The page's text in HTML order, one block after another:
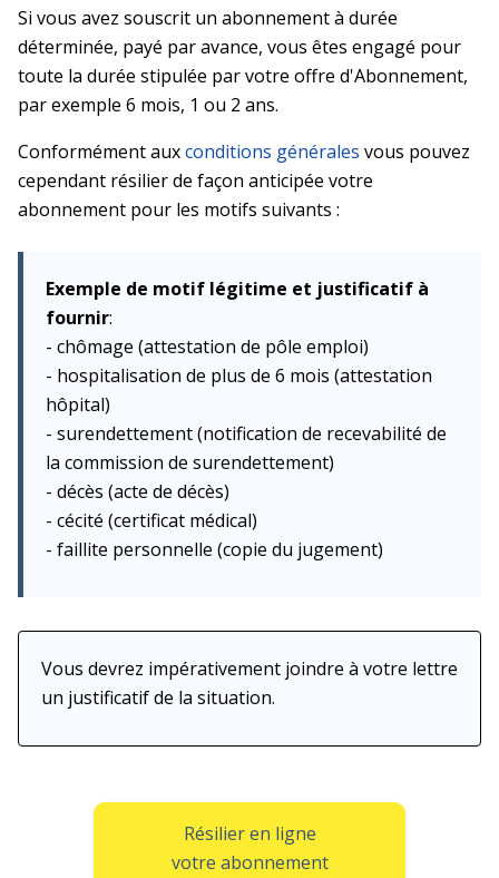
Si vous avez souscrit un abonnement à durée
déterminée, payé par avance, vous êtes engagé pour
toute la durée stipulée par votre offre d'Abonnement,
par exemple 6 mois, 1 ou 2 ans.
Conformément auxconditions générales vous pouvez
cependant résilier de façon anticipée votre
abonnement pour les motifs suivants :
Exemple de motif légitime et justificatif à
fournir:
- chômage (attestation de pôle emploi)
- hospitalisation de plus de 6 mois (attestation
hôpital)
- surendettement (notification de recevabilité de
la commission de surendettement)
- décès (acte de décès)
- cécité (certificat médical)
- faillite personnelle (copie du jugement)
Vous devrez impérativement joindre à votre lettre
un justificatif de la situation.
Résilier en ligne
votre abonnement